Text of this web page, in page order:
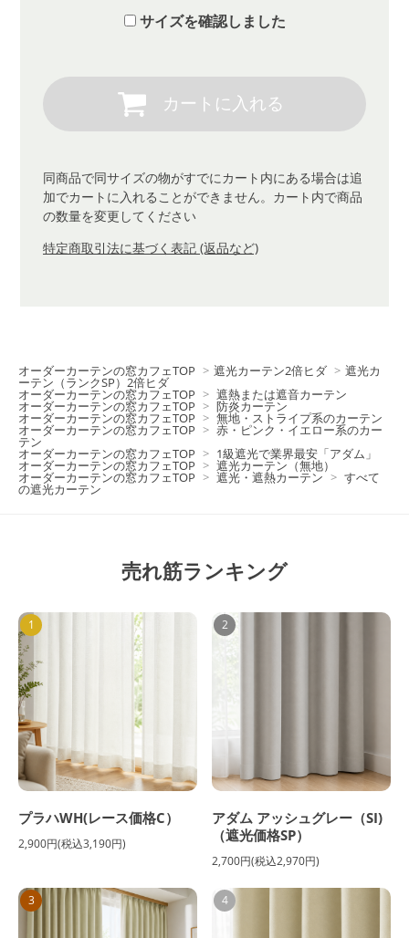
サイズを確認しました
同商品で同サイズの物がすでにカート内にある場合は追
加でカートに入れることができません。カート内で商品
の数量を変更してください
特定商取引法に基づく表記 (返品など)
オーダーカーテンの窓カフェTOP > 遮光カーテン2倍ヒダ > 遮光カ
ーテン（ランクSP）2倍ヒダ
オーダーカーテンの窓カフェTOP > 遮熱または遮音カーテン
オーダーカーテンの窓カフェTOP > 防炎カーテン
オーダーカーテンの窓カフェTOP > 無地・ストライプ系のカーテン
オーダーカーテンの窓カフェTOP > 赤・ピンク・イエロー系のカー
テン
オーダーカーテンの窓カフェTOP > 1級遮光で業界最安「アダム」
オーダーカーテンの窓カフェTOP > 遮光カーテン（無地）
オーダーカーテンの窓カフェTOP > 遮光・遮熱カーテン > すべて
の遮光カーテン
売れ筋ランキング
1
プラハWH(レース価格C）
2,900円(税込3,190円)
2
アダム アッシュグレー（SI)
（遮光価格SP）
2,700円(税込2,970円)
3 4